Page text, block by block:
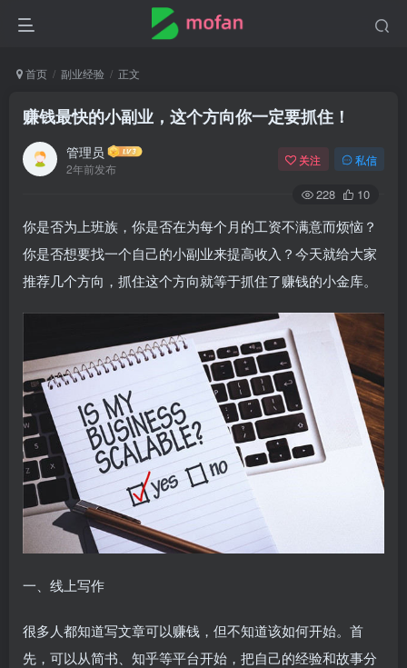
首页 副业经验 正文
赚钱最快的小副业，这个方向你一定要抓住！
管理员
2年前发布
关注 私信
228 10
你是否为上班族，你是否在为每个月的工资不满意而烦恼？
你是否想要找一个自己的小副业来提高收入？今天就给大家
推荐几个方向，抓住这个方向就等于抓住了赚钱的小金库。
一、线上写作
很多人都知道写文章可以赚钱，但不知道该如何开始。首
先，可以从简书、知乎等平台开始，把自己的经验和故事分